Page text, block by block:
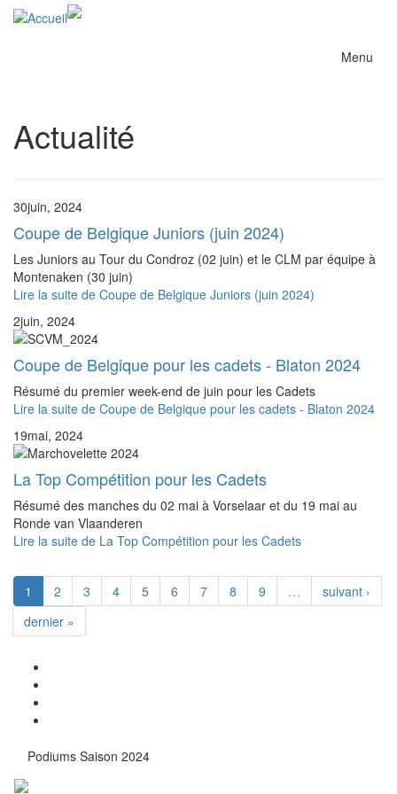
Menu
Actualité
30juin, 2024
Coupe de Belgique Juniors (juin 2024)
Les Juniors au Tour du Condroz (02 juin) et le CLM par équipe à
Montenaken (30 juin)
Lire la suite de Coupe de Belgique Juniors (juin 2024)
2juin, 2024
Coupe de Belgique pour les cadets - Blaton 2024
Résumé du premier week-end de juin pour les Cadets
Lire la suite de Coupe de Belgique pour les cadets - Blaton 2024
19mai, 2024
La Top Compétition pour les Cadets
Résumé des manches du 02 mai à Vorselaar et du 19 mai au
Ronde van Vlaanderen
Lire la suite de La Top Compétition pour les Cadets
1 2 3 4 5 6 7 8 9 …
suivant ›
dernier »
Podiums Saison 2024